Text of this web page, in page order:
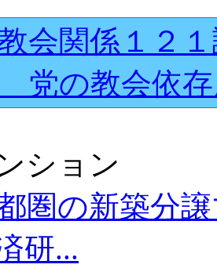
会関係１２
党の教会依
ション
圏の新築分
研...